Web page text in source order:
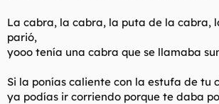
La cabra, la cabra, la puta de la cabra,
parió,
yooo tenía una cabra que se llamaba
Si la ponías caliente con la estufa de tu
ya podías ir corriendo porque te daba